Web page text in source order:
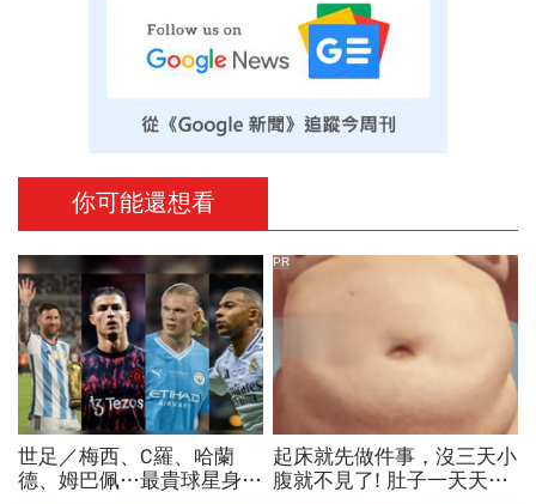
你可能還想看
世足／梅西、C羅、哈蘭
德、姆巴佩…最貴球星身價
起床就先做件事，沒三天小
腹就不見了! 肚子一天天變
PR